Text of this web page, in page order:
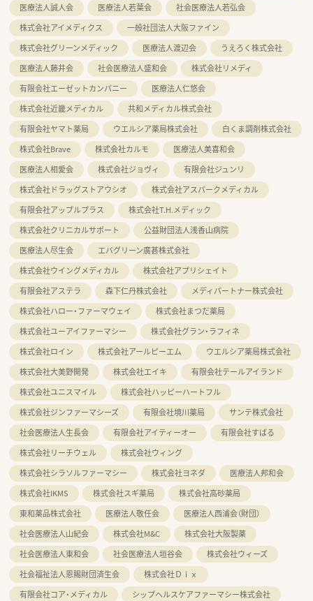
医療法人誠人会
医療法人若葉会
社会医療法人若弘会
株式会社アイメディクス
一般社団法人大阪ファイン
株式会社グリーンメディック
医療法人渡辺会
うえろく株式会社
医療法人藤井会
社会医療法人盛和会
株式会社リメディ
有限会社エーゼットカンパニー
医療法人仁悠会
株式会社近畿メディカル
共和メディカル株式会社
有限会社ヤマト薬局
ウエルシア薬局株式会社
白くま調剤株式会社
株式会社Brave
株式会社カルモ
医療法人美喜和会
医療法人相愛会
株式会社ジョヴィ
有限会社ジュンリ
株式会社ドラッグストアウシオ
株式会社アスパークメディカル
有限会社アップルプラス
株式会社T.H.メディック
株式会社クリニカルサポート
公益財団法人浅香山病院
医療法人尽生会
エバグリーン廣甚株式会社
株式会社ウイングメディカル
株式会社アプリシェイト
有限会社アステラ
森下仁丹株式会社
メディパートナー株式会社
株式会社ハロー・ファーマウェイ
株式会社まつだ薬局
株式会社ユーアイファーマシー
株式会社グラン・ラフィネ
株式会社ロイン
株式会社アールピーエム
ウエルシア薬局株式会社
株式会社大美野開発
株式会社エイキ
有限会社テールアイランド
株式会社ユニスマイル
株式会社ハッピーハートフル
株式会社ジンファーマシーズ
有限会社境川薬局
サンテ株式会社
社会医療法人生長会
有限会社アイティーオー
有限会社すばる
株式会社リーチウェル
株式会社ウィング
株式会社シラソルファーマシー
株式会社ヨネダ
医療法人邦和会
株式会社IKMS
株式会社スギ薬局
株式会社高砂薬局
東和薬品株式会社
医療法人敬任会
医療法人西浦会（財団）
社会医療法人山紀会
株式会社M&C
株式会社大阪製薬
社会医療法人東和会
社会医療法人垣谷会
株式会社ウィーズ
社会福祉法人恩賜財団済生会
株式会社Ｄｉｘ
有限会社コア・メディカル
シップヘルスケアファーマシー株式会社